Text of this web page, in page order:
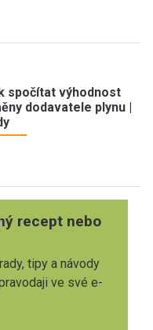
spočítat výhodnost
dodavatele plynu |
recept nebo
tipy a návody
ve své e-